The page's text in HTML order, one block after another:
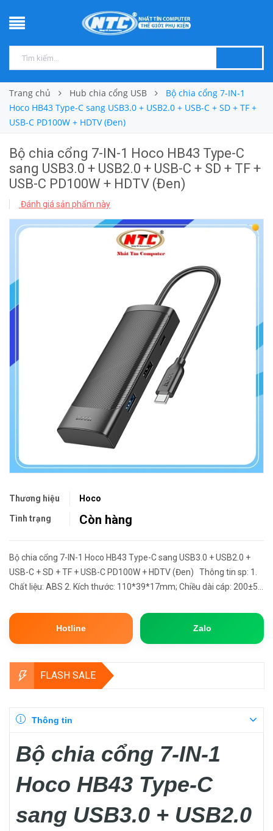
Trang chủ Hub chia cổng USB
Bộ chia cổng 7-IN-1
Hoco HB43 Type-C sang USB3.0 + USB2.0 + USB-C + SD + TF +
USB-C PD100W + HDTV (Đen)
Bộ chia cổng 7-IN-1 Hoco HB43 Type-C
sang USB3.0 + USB2.0 + USB-C + SD + TF +
USB-C PD100W + HDTV (Đen)
Đánh giá sản phẩm này
Thương hiệu Hoco
Tình trạng Còn hàng
Bộ chia cổng 7-IN-1 Hoco HB43 Type-C sang USB3.0 + USB2.0 +
USB-C + SD + TF + USB-C PD100W + HDTV (Đen) Thông tin sp: 1.
Chất liệu: ABS 2. Kích thước: 110*39*17mm; Chiều dài cáp: 200±5
Hotline Zalo
FLASH SALE
Thông tin
Bộ chia cổng 7-IN-1
Hoco HB43 Type-C
sang USB3.0 + USB2.0